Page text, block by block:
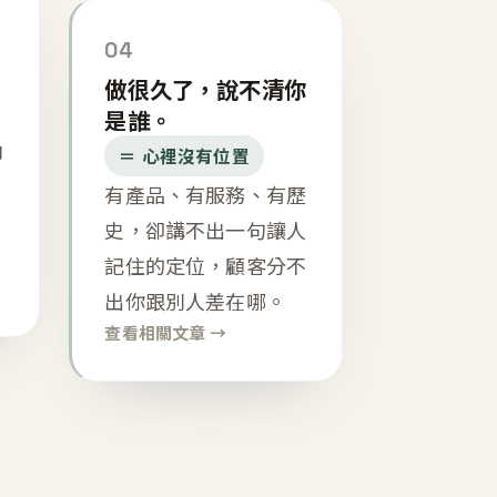
04
做很久了，說不清你
是誰。
＝ 心裡沒有位置
有產品、有服務、有歷
史，卻講不出一句讓人
記住的定位，顧客分不
出你跟別人差在哪。
查看相關文章 →